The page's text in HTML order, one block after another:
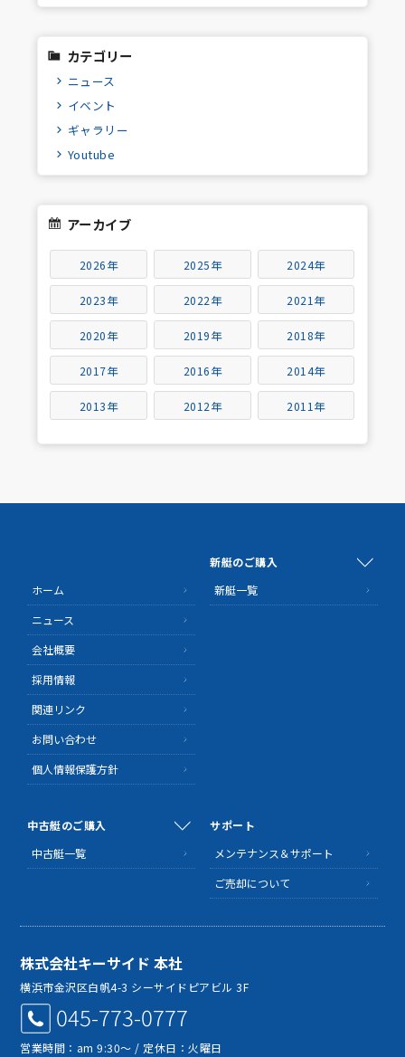
カテゴリー
ニュース
イベント
ギャラリー
Youtube
アーカイブ
2026年 2025年 2024年
2023年 2022年 2021年
2020年 2019年 2018年
2017年 2016年 2014年
2013年 2012年 2011年
ホーム
ニュース
会社概要
採用情報
関連リンク
お問い合わせ
個人情報保護方針
新艇のご購入
新艇一覧
中古艇のご購入
中古艇一覧
サポート
メンテナンス＆サポート
ご売却について
株式会社キーサイド 本社
横浜市金沢区白帆4-3 シーサイドピアビル 3F
045-773-0777
営業時間：am 9:30～ / 定休日：火曜日